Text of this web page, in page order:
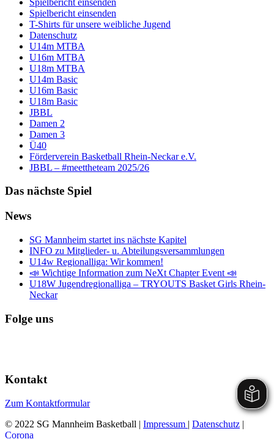
Spielbericht einsenden
T-Shirts für unsere weibliche Jugend
Datenschutz
U14m MTBA
U16m MTBA
U18m MTBA
U14m Basic
U16m Basic
U18m Basic
JBBL
Damen 2
Damen 3
Ü40
Förderverein Basketball Rhein-Neckar e.V.
JBBL – #meettheteam 2025/26
Das nächste Spiel
News
SG Mannheim startet ins nächste Kapitel
INFO zu Mitglieder- u. Abteilungsversammlungen
U14w Regionalliga: Wir kommen!
📣 Wichtige Information zum NeXt Chapter Event 📣
U18W Jugendregionalliga – TRYOUTS Basket Girls Rhein-
Neckar
Folge uns
Kontakt
Zum Kontaktformular
© 2022 SG Mannheim Basketball | Impressum | Datenschutz |
Corona